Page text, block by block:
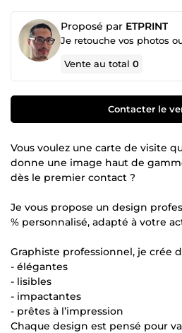
Proposé par ETPRINT
Vente au total0
Contacter le
Vous voulez une carte de visite
donne une image haut de
dès le premier contact ?
Je vous propose un design
% personnalisé, adapté à votre
Graphiste professionnel, je crée
- élégantes
- lisibles
- impactantes
- prêtes à l’impression
Chaque design est pensé pour